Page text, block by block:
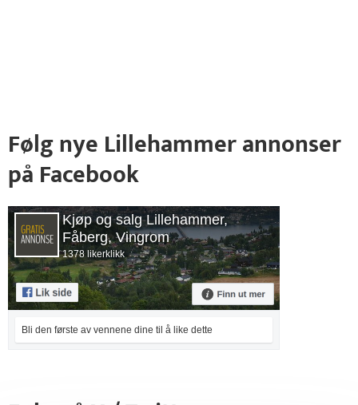
Følg nye Lillehammer annonser
på Facebook
Kjøp og salg Lillehammer,
Fåberg, Vingrom
1378 likerklikk
Bli den første av vennene dine til å like dette